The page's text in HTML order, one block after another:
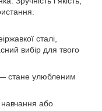
сталі,
вибір для твого
— стане улюбленим
або